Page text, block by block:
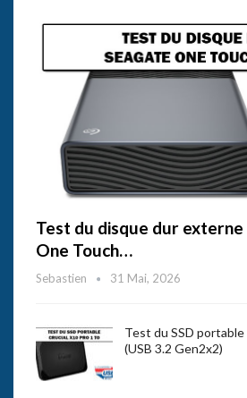
Test du disque dur externe
One Touch…
Sebastien 31 Mai, 2026
Test du SSD
(USB 3.2 Gen2x2)